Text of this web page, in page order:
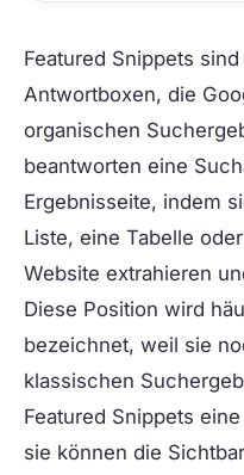
Featured Snippets
Antwortboxen, die
organischen
beantworten eine
Ergebnisseite, indem
Liste, eine Tabelle
Website extrahieren
Diese Position wird
bezeichnet, weil sie
klassischen
Featured Snippets
sie können die